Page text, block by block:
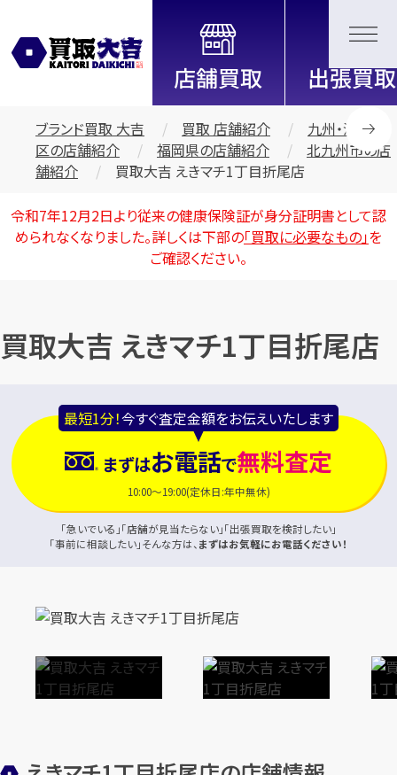
全国2200店舗以上展開中！
信頼と実績の買取専門店「買取大
吉」
ブランド買取 大吉 買取 店舗紹介
九州・沖縄地
区の店舗紹介
福岡県の店舗紹介
北九州市の店
舗紹介
買取大吉 えきマチ1丁目折尾店
令和7年12月2日より従来の健康保険証が身分証明書として認
められなくなりました。詳しくは下部の「買取に必要なもの」を
ご確認ください。
買取大吉 えきマチ1丁目折尾店
最短1分！今すぐ査定金額をお伝えいたします
まずはお電話で無料査定
10:00～19:00(定休日:年中無休)
「急いでいる」「店舗が見当たらない」「出張買取を検討したい」
「事前に相談したい」そんな方は、 まずはお気軽にお電話ください！